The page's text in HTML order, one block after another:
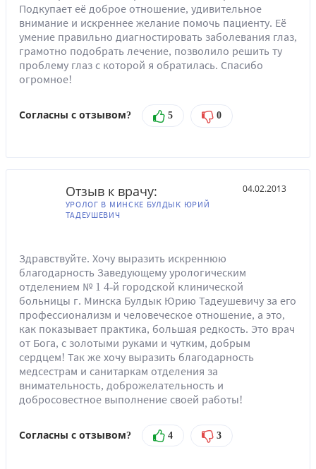
Подкупает её доброе отношение, удивительное
внимание и искреннее желание помочь пациенту. Её
умение правильно диагностировать заболевания глаз,
грамотно подобрать лечение, позволило решить ту
проблему глаз с которой я обратилась. Спасибо
огромное!
Согласны с отзывом? 5 0
Отзыв к врачу:
УРОЛОГ В МИНСКЕ БУЛДЫК ЮРИЙ
ТАДЕУШЕВИЧ
04.02.2013
Здравствуйте. Хочу выразить искреннюю
благодарность Заведующему урологическим
отделением № 1 4-й городской клинической
больницы г. Минска Булдык Юрию Тадеушевичу за его
профессионализм и человеческое отношение, а это,
как показывает практика, большая редкость. Это врач
от Бога, с золотыми руками и чутким, добрым
сердцем! Так же хочу выразить благодарность
медсестрам и санитаркам отделения за
внимательность, доброжелательность и
добросовестное выполнение своей работы!
Согласны с отзывом? 4 3